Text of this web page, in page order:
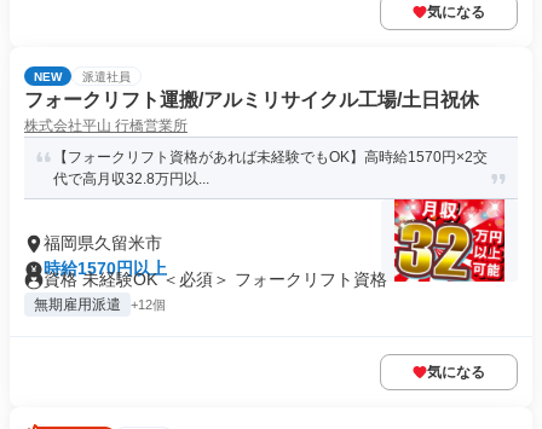
気になる
NEW 派遣社員
フォークリフト運搬/アルミリサイクル工場/土日祝休
株式会社平山 行橋営業所
【フォークリフト資格があれば未経験でもOK】高時給1570円×2交
代で高月収32.8万円以...
福岡県久留米市
時給1570円以上
資格 未経験OK ＜必須＞ フォークリフト資格
無期雇用派遣 +12個
気になる